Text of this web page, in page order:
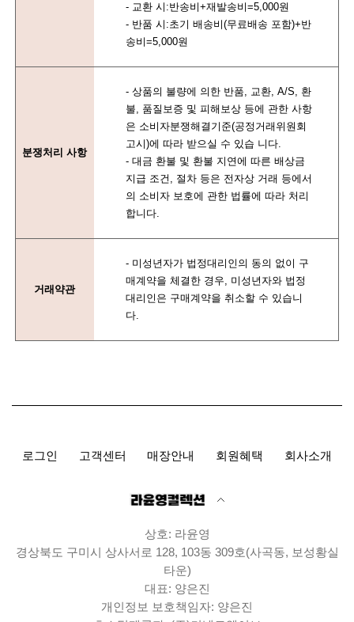
- 교환 시:반송비+재발송비=5,000원
- 반품 시:초기 배송비(무료배송 포함)+반
송비=5,000원
분쟁처리 사항
- 상품의 불량에 의한 반품, 교환, A/S, 환
불, 품질보증 및 피해보상 등에 관한 사항
은 소비자분쟁해결기준(공정거래위원회
고시)에 따라 받으실 수 있습 니다.
- 대금 환불 및 환불 지연에 따른 배상금
지급 조건, 절차 등은 전자상 거래 등에서
의 소비자 보호에 관한 법률에 따라 처리
합니다.
거래약관
- 미성년자가 법정대리인의 동의 없이 구
매계약을 체결한 경우, 미성년자와 법정
대리인은 구매계약을 취소할 수 있습니
다.
로그인 고객센터 매장안내 회원혜택 회사소개
상호: 라윤영
경상북도 구미시 상사서로 128, 103동 309호(사곡동, 보성황실
타운)
대표: 양은진
개인정보 보호책임자: 양은진